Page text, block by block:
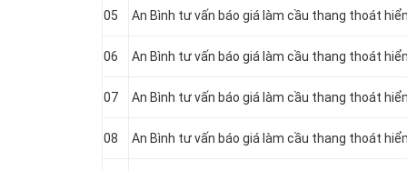
05 An Bình tư vấn báo giá làm cầu thang thoát
06 An Bình tư vấn báo giá làm cầu thang thoát
07 An Bình tư vấn báo giá làm cầu thang thoát
08 An Bình tư vấn báo giá làm cầu thang thoát